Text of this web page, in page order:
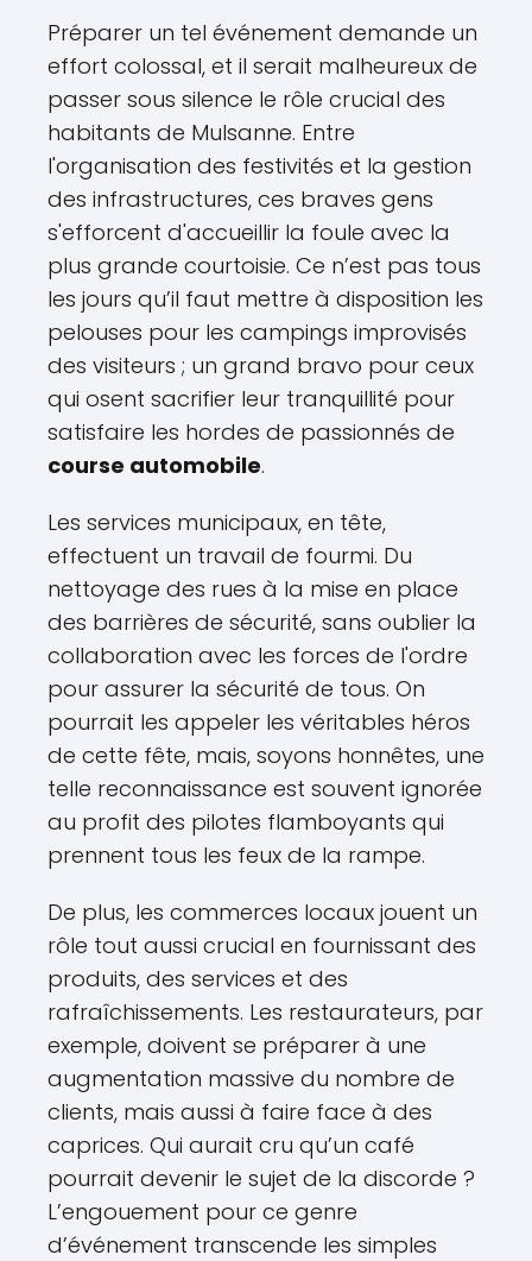
Préparer un tel événement demande un
effort colossal, et il serait malheureux de
passer sous silence le rôle crucial des
habitants de Mulsanne. Entre
l'organisation des festivités et la gestion
des infrastructures, ces braves gens
s'efforcent d'accueillir la foule avec la
plus grande courtoisie. Ce n’est pas tous
les jours qu’il faut mettre à disposition les
pelouses pour les campings improvisés
des visiteurs ; un grand bravo pour ceux
qui osent sacrifier leur tranquillité pour
satisfaire les hordes de passionnés de
course automobile.
Les services municipaux, en tête,
effectuent un travail de fourmi. Du
nettoyage des rues à la mise en place
des barrières de sécurité, sans oublier la
collaboration avec les forces de l'ordre
pour assurer la sécurité de tous. On
pourrait les appeler les véritables héros
de cette fête, mais, soyons honnêtes, une
telle reconnaissance est souvent ignorée
au profit des pilotes flamboyants qui
prennent tous les feux de la rampe.
De plus, les commerces locaux jouent un
rôle tout aussi crucial en fournissant des
produits, des services et des
rafraîchissements. Les restaurateurs, par
exemple, doivent se préparer à une
augmentation massive du nombre de
clients, mais aussi à faire face à des
caprices. Qui aurait cru qu’un café
pourrait devenir le sujet de la discorde ?
L’engouement pour ce genre
d’événement transcende les simples